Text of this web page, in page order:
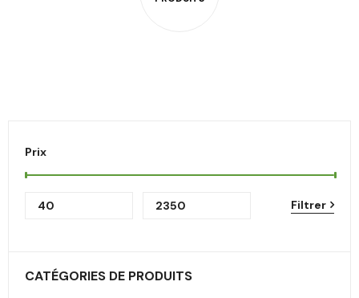
Prix
Filtrer
CATÉGORIES DE PRODUITS